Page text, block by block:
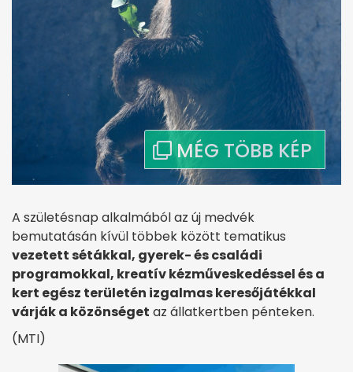
A születésnap alkalmából az új medvék
bemutatásán kívül többek között tematikus
vezetett sétákkal, gyerek- és családi
programokkal, kreatív kézműveskedéssel és a
kert egész területén izgalmas keresőjátékkal
várják a közönséget az állatkertben pénteken.
(MTI)